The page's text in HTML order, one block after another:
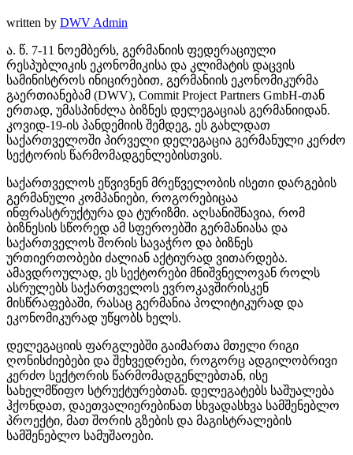
written by DWV Admin
ა. წ. 7-11 ნოემბერს, გერმანიის ფედერაციული
რესპუბლიკის ეკონომიკისა და კლიმატის დაცვის
სამინისტროს ინიცირებით, გერმანიის ეკონომიკურმა
გაერთიანებამ (DWV), Commit Project Partners GmbH-თან
ერთად, უმასპინძლა ბიზნეს დელეგაციას გერმანიიდან.
კოვიდ-19-ის პანდემიის შემდეგ, ეს გახლდათ
საქართველოში პირველი დელეგაცია გერმანული კერძო
სექტორის წარმომადგენლებისთვის.
საქართველოს ეწვივნენ მრეწველობის ისეთი დარგების
გერმანული კომპანიები, როგორებიცაა
ინფრასტრუქტურა და ტურიზმი. აღსანიშნავია, რომ
ბიზნესის სწორედ ამ სფეროებში გერმანიასა და
საქართველოს შორის სავაჭრო და ბიზნეს
ურთიერთობები ძალიან აქტიურად ვითარდება.
ამავდროულად, ეს სექტორები მნიშვნელოვან როლს
ასრულებს საქართველოს ევროკავშირისკენ
მისწრაფებაში, რასაც გერმანია პოლიტიკურად და
ეკონომიკურად უწყობს ხელს.
დელეგაციის ფარგლებში გაიმართა მთელი რიგი
ღონისძიებები და შეხვედრები, როგორც ადგილობრივი
კერძო სექტორის წარმომადგენლებთან, ისე
სახელმწიფო სტრუქტურებთან. დელეგატებს საშუალება
ჰქონდათ, დაეთვალიერებინათ სხვადასხვა სამშენებლო
პროექტი, მათ შორის გზების და მაგისტრალების
სამშენებლო სამუშაოები.